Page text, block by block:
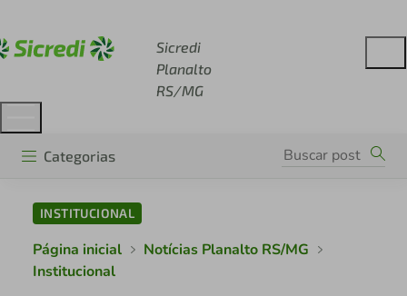
Sicredi
Planalto
RS/MG
Categorias
INSTITUCIONAL
Página inicial
Notícias Planalto RS/MG
Institucional